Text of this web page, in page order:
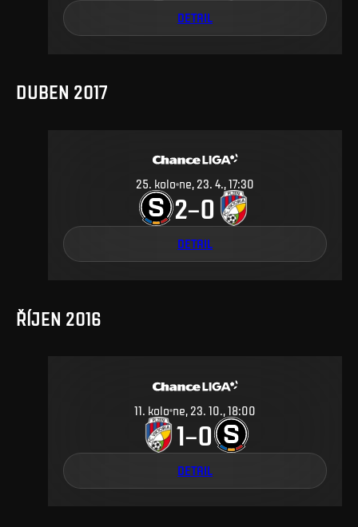
DETAIL
DUBEN 2017
25. kolo ne, 23. 4., 17:30
2–0
DETAIL
ŘÍJEN 2016
11. kolo ne, 23. 10., 18:00
1–0
DETAIL